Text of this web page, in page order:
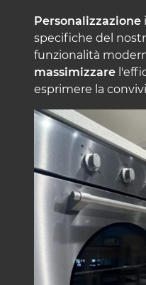
Personalizzazione
specifiche del
funzionalità
massimizzare
esprimere la